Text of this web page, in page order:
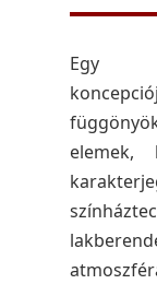
Egy
elemek,